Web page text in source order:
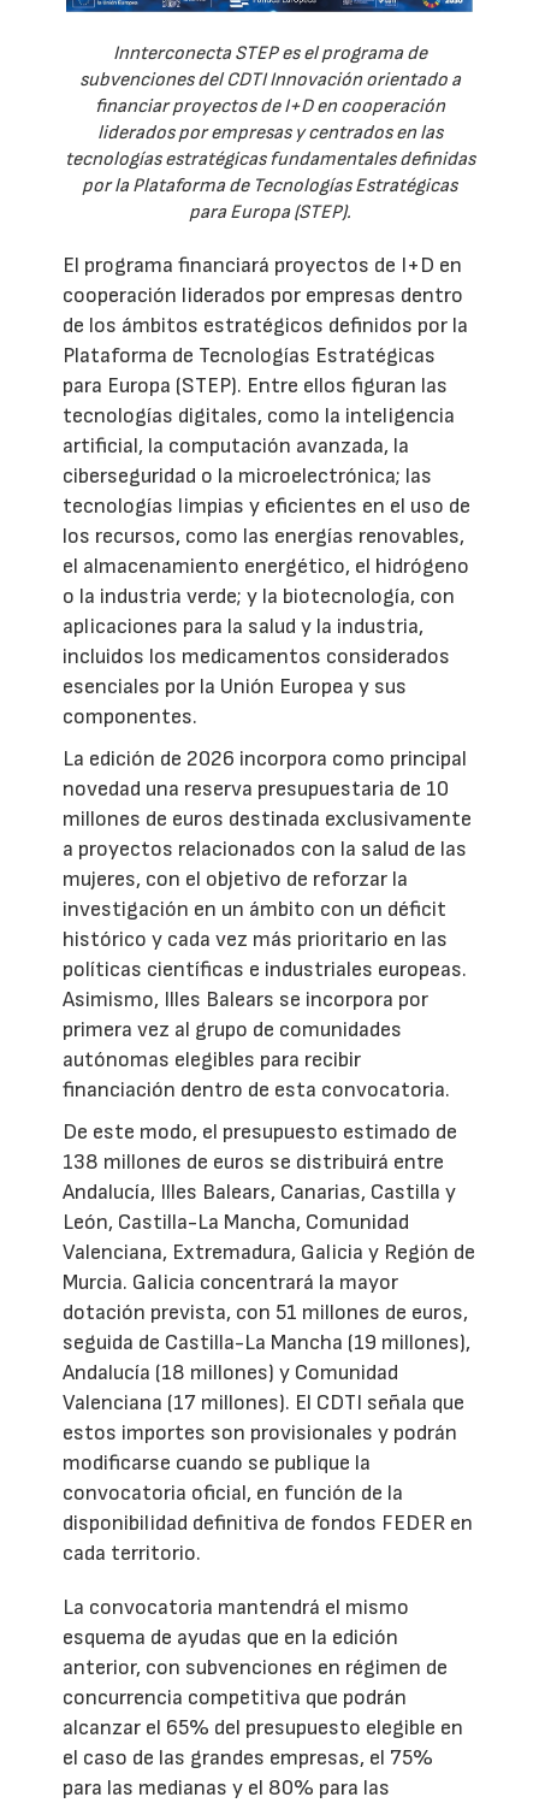
Innterconecta STEP es el programa de
subvenciones del CDTI Innovación orientado a
financiar proyectos de I+D en cooperación
liderados por empresas y centrados en las
tecnologías estratégicas fundamentales definidas
por la Plataforma de Tecnologías Estratégicas
para Europa (STEP).
El programa financiará proyectos de I+D en
cooperación liderados por empresas dentro
de los ámbitos estratégicos definidos por la
Plataforma de Tecnologías Estratégicas
para Europa (STEP). Entre ellos figuran las
tecnologías digitales, como la inteligencia
artificial, la computación avanzada, la
ciberseguridad o la microelectrónica; las
tecnologías limpias y eficientes en el uso de
los recursos, como las energías renovables,
el almacenamiento energético, el hidrógeno
o la industria verde; y la biotecnología, con
aplicaciones para la salud y la industria,
incluidos los medicamentos considerados
esenciales por la Unión Europea y sus
componentes.
La edición de 2026 incorpora como principal
novedad una reserva presupuestaria de 10
millones de euros destinada exclusivamente
a proyectos relacionados con la salud de las
mujeres, con el objetivo de reforzar la
investigación en un ámbito con un déficit
histórico y cada vez más prioritario en las
políticas científicas e industriales europeas.
Asimismo, Illes Balears se incorpora por
primera vez al grupo de comunidades
autónomas elegibles para recibir
financiación dentro de esta convocatoria.
De este modo, el presupuesto estimado de
138 millones de euros se distribuirá entre
Andalucía, Illes Balears, Canarias, Castilla y
León, Castilla-La Mancha, Comunidad
Valenciana, Extremadura, Galicia y Región de
Murcia. Galicia concentrará la mayor
dotación prevista, con 51 millones de euros,
seguida de Castilla-La Mancha (19 millones),
Andalucía (18 millones) y Comunidad
Valenciana (17 millones). El CDTI señala que
estos importes son provisionales y podrán
modificarse cuando se publique la
convocatoria oficial, en función de la
disponibilidad definitiva de fondos FEDER en
cada territorio.
La convocatoria mantendrá el mismo
esquema de ayudas que en la edición
anterior, con subvenciones en régimen de
concurrencia competitiva que podrán
alcanzar el 65% del presupuesto elegible en
el caso de las grandes empresas, el 75%
para las medianas y el 80% para las